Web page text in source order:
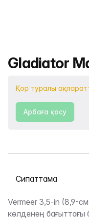
Өнімнің
Gladiator
Қор туралы
Арбаға қосу
Қойындыны таңдау
Сипаттама
Vermeer 3,5-in (8,9-
көлденең